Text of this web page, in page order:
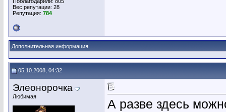
Вес репутации: 28
Репутация: 784
Дополнительная информация
05.10.2008, 04:32
Элеонорочка
Любимая
А разве здесь